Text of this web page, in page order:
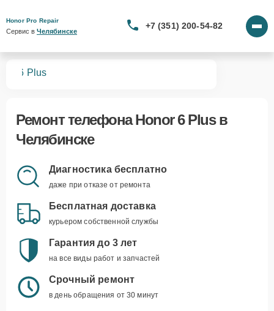
Honor Pro Repair
Сервис в Челябинске
+7 (351) 200-54-82
6 Plus
Ремонттелефона Honor 6 Plusв
Челябинске
Диагностика бесплатно
даже при отказе от ремонта
Бесплатная доставка
курьером собственной службы
Гарантия до 3 лет
на все виды работ и запчастей
Срочный ремонт
в день обращения от 30 минут